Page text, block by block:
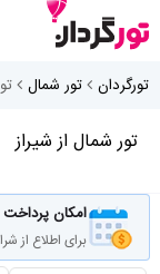
تورگردان تور شمال
تور شمال از شیراز
امکان پرداخت
برای اطلاع از